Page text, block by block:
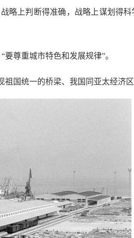
上判断得准确，战略上谋划得科
尊重城市特色和发展规律”。
统一的桥梁、我国同亚太经济区